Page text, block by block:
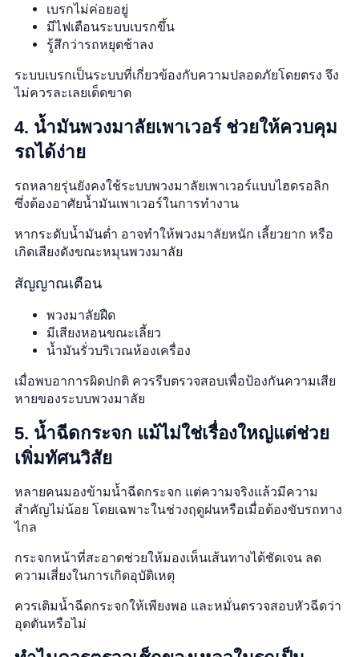
เบรกไม่ค่อยอยู่
มีไฟเตือนระบบเบรกขึ้น
รู้สึกว่ารถหยุดช้าลง
ระบบเบรกเป็นระบบที่เกี่ยวข้องกับความปลอดภัยโดยตรง จึง
ไม่ควรละเลยเด็ดขาด
4. น้ำมันพวงมาลัยเพาเวอร์ ช่วยให้ควบคุม
รถได้ง่าย
รถหลายรุ่นยังคงใช้ระบบพวงมาลัยเพาเวอร์แบบไฮดรอลิก
ซึ่งต้องอาศัยน้ำมันเพาเวอร์ในการทำงาน
หากระดับน้ำมันต่ำ อาจทำให้พวงมาลัยหนัก เลี้ยวยาก หรือ
เกิดเสียงดังขณะหมุนพวงมาลัย
สัญญาณเตือน
พวงมาลัยฝืด
มีเสียงหอนขณะเลี้ยว
น้ำมันรั่วบริเวณห้องเครื่อง
เมื่อพบอาการผิดปกติ ควรรีบตรวจสอบเพื่อป้องกันความเสีย
หายของระบบพวงมาลัย
5. น้ำฉีดกระจก แม้ไม่ใช่เรื่องใหญ่แต่ช่วย
เพิ่มทัศนวิสัย
หลายคนมองข้ามน้ำฉีดกระจก แต่ความจริงแล้วมีความ
สำคัญไม่น้อย โดยเฉพาะในช่วงฤดูฝนหรือเมื่อต้องขับรถทาง
ไกล
กระจกหน้าที่สะอาดช่วยให้มองเห็นเส้นทางได้ชัดเจน ลด
ความเสี่ยงในการเกิดอุบัติเหตุ
ควรเติมน้ำฉีดกระจกให้เพียงพอ และหมั่นตรวจสอบหัวฉีดว่า
อุดตันหรือไม่